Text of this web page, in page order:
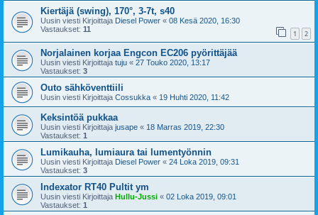
Kiertäjä (swing), 170°, 3-7t, s40
Uusin viesti Kirjoittaja Diesel Power « 08 Kesä 2020, 16:30
Vastaukset: 11 1 2
Norjalainen korjaa Engcon EC206 pyörittäjää
Uusin viesti Kirjoittaja tuju « 27 Touko 2020, 13:17
Vastaukset: 3
Outo sähköventtiili
Uusin viesti Kirjoittaja Cossukka « 19 Huhti 2020, 11:42
Keksintöä pukkaa
Uusin viesti Kirjoittaja jusape « 18 Marras 2019, 22:30
Vastaukset: 1
Lumikauha, lumiaura tai lumentyönnin
Uusin viesti Kirjoittaja Diesel Power « 24 Loka 2019, 09:31
Vastaukset: 3
Indexator RT40 Pultit ym
Uusin viesti Kirjoittaja Hullu-Jussi « 02 Loka 2019, 09:01
Vastaukset: 1